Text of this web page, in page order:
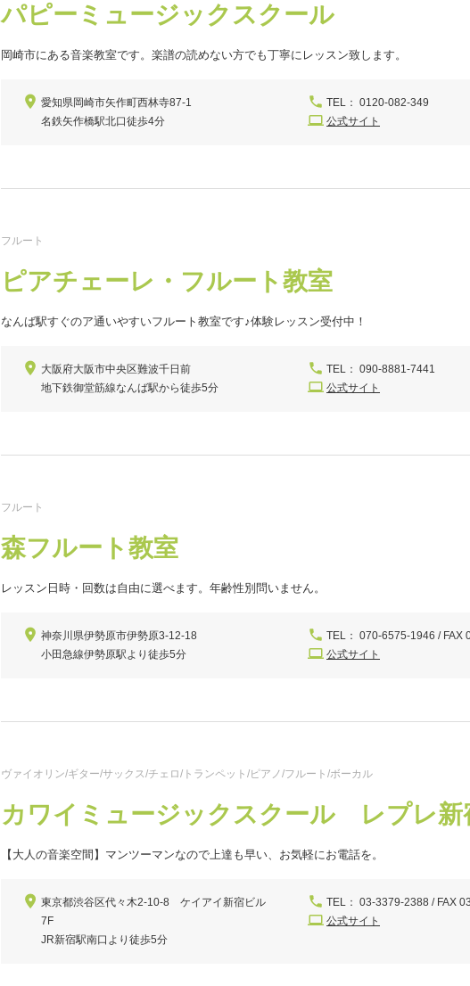
パピーミュージックスクール
岡崎市にある音楽教室です。楽譜の読めない方でも丁寧にレッスン致します。
愛知県岡崎市矢作町西林寺87-1
名鉄矢作橋駅北口徒歩4分
TEL： 0120-082-349
公式サイト
フルート
ピアチェーレ・フルート教室
なんば駅すぐのア通いやすいフルート教室です♪体験レッスン受付中！
大阪府大阪市中央区難波千日前
地下鉄御堂筋線なんば駅から徒歩5分
TEL： 090-8881-7441
公式サイト
フルート
森フルート教室
レッスン日時・回数は自由に選べます。年齢性別問いません。
神奈川県伊勢原市伊勢原3-12-18
小田急線伊勢原駅より徒歩5分
TEL： 070-6575-1946 / FAX
公式サイト
ヴァイオリン/ギター/サックス/チェロ/トランペット/ピアノ/フルート/ボーカル
カワイミュージックスクール レプレ新
【大人の音楽空間】マンツーマンなので上達も早い、お気軽にお電話を。
東京都渋谷区代々木2-10-8 ケイアイ新宿ビル
7F
JR新宿駅南口より徒歩5分
TEL： 03-3379-2388 / FAX
公式サイト